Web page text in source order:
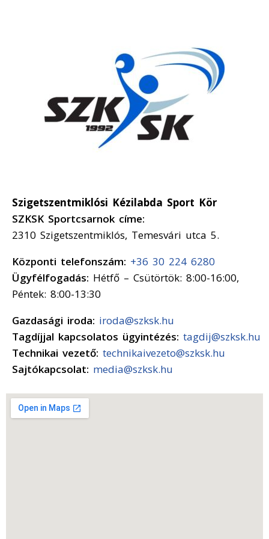
Szigetszentmiklósi Kézilabda Sport Kör
SZKSK Sportcsarnok címe:
2310 Szigetszentmiklós, Temesvári utca 5.
Központi telefonszám: +36 30 224 6280
Ügyfélfogadás: Hétfő – Csütörtök: 8:00-16:00,
Péntek: 8:00-13:30
Gazdasági iroda: iroda@szksk.hu
Tagdíjjal kapcsolatos ügyintézés: tagdij@szksk.hu
Technikai vezető: technikaivezeto@szksk.hu
Sajtókapcsolat: media@szksk.hu